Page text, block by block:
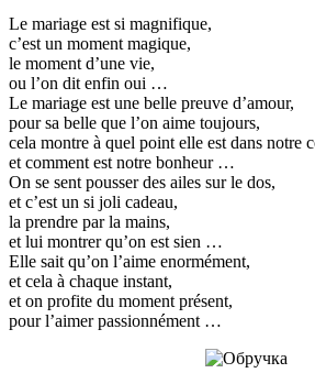
Le mariage est si magnifique,
c’est un moment magique,
le moment d’une vie,
ou l’on dit enfin oui …
Le mariage est une belle preuve d’amour,
pour sa belle que l’on aime toujours,
cela montre à quel point elle est dans notre
et comment est notre bonheur …
On se sent pousser des ailes sur le dos,
et c’est un si joli cadeau,
la prendre par la mains,
et lui montrer qu’on est sien …
Elle sait qu’on l’aime enormément,
et cela à chaque instant,
et on profite du moment présent,
pour l’aimer passionnément …